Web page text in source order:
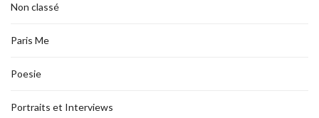
Non classé
Paris Me
Poesie
Portraits et Interviews